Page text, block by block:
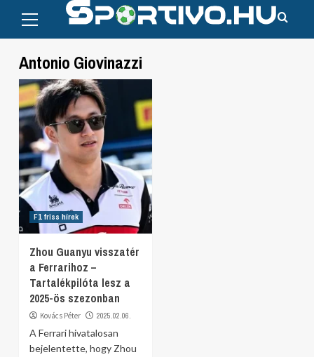
content
Menu
Antonio Giovinazzi
F1 friss hírek
Zhou Guanyu visszatér
a Ferrarihoz –
Tartalékpilóta lesz a
2025-ös szezonban
Kovács Péter 2025.02.06.
A Ferrari hivatalosan
bejelentette, hogy Zhou